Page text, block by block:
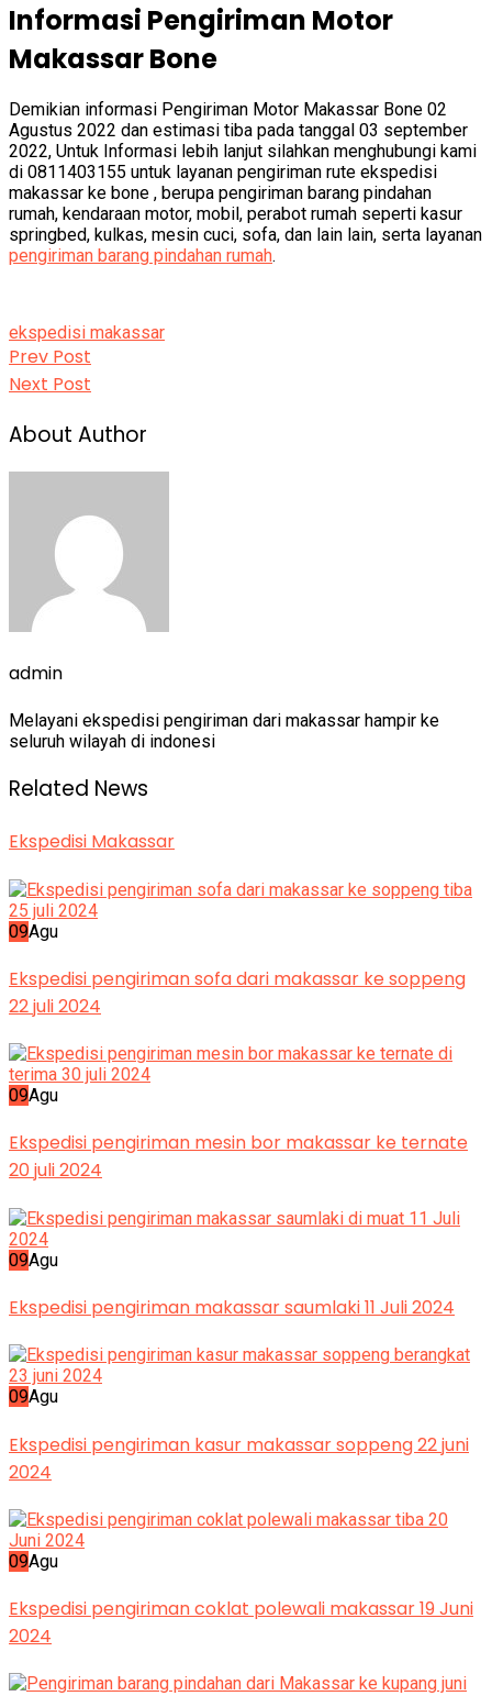
Informasi Pengiriman Motor
Makassar Bone
Demikian informasi Pengiriman Motor Makassar Bone 02
Agustus 2022 dan estimasi tiba pada tanggal 03 september
2022, Untuk Informasi lebih lanjut silahkan menghubungi kami
di 0811403155 untuk layanan pengiriman rute ekspedisi
makassar ke bone , berupa pengiriman barang pindahan
rumah, kendaraan motor, mobil, perabot rumah seperti kasur
springbed, kulkas, mesin cuci, sofa, dan lain lain, serta layanan
pengiriman barang pindahan rumah.
ekspedisi makassar
Navigasi
pos
Prev Post
Next Post
About Author
admin
Melayani ekspedisi pengiriman dari makassar hampir ke
seluruh wilayah di indonesi
Related News
Ekspedisi Makassar
09Agu
Ekspedisi pengiriman sofa dari makassar ke soppeng
22 juli 2024
09Agu
Ekspedisi pengiriman mesin bor makassar ke ternate
20 juli 2024
09Agu
Ekspedisi pengiriman makassar saumlaki 11 Juli 2024
09Agu
Ekspedisi pengiriman kasur makassar soppeng 22 juni
2024
09Agu
Ekspedisi pengiriman coklat polewali makassar 19 Juni
2024